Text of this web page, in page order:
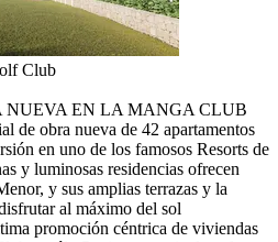
Club
NUEVA EN LA MANGA CLUB
de obra nueva de 42 apartamentos
en uno de los famosos Resorts de
y luminosas residencias ofrecen
y sus amplias terrazas y la
al máximo del sol
promoción céntrica de viviendas